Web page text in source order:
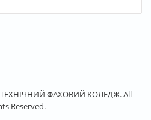
ФАХОВИЙ КОЛЕДЖ. All
Reserved.